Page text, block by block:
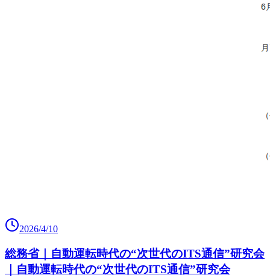
2026/4/10
総務省｜自動運転時代の“次世代のITS通信”研究会
｜自動運転時代の“次世代のITS通信”研究会